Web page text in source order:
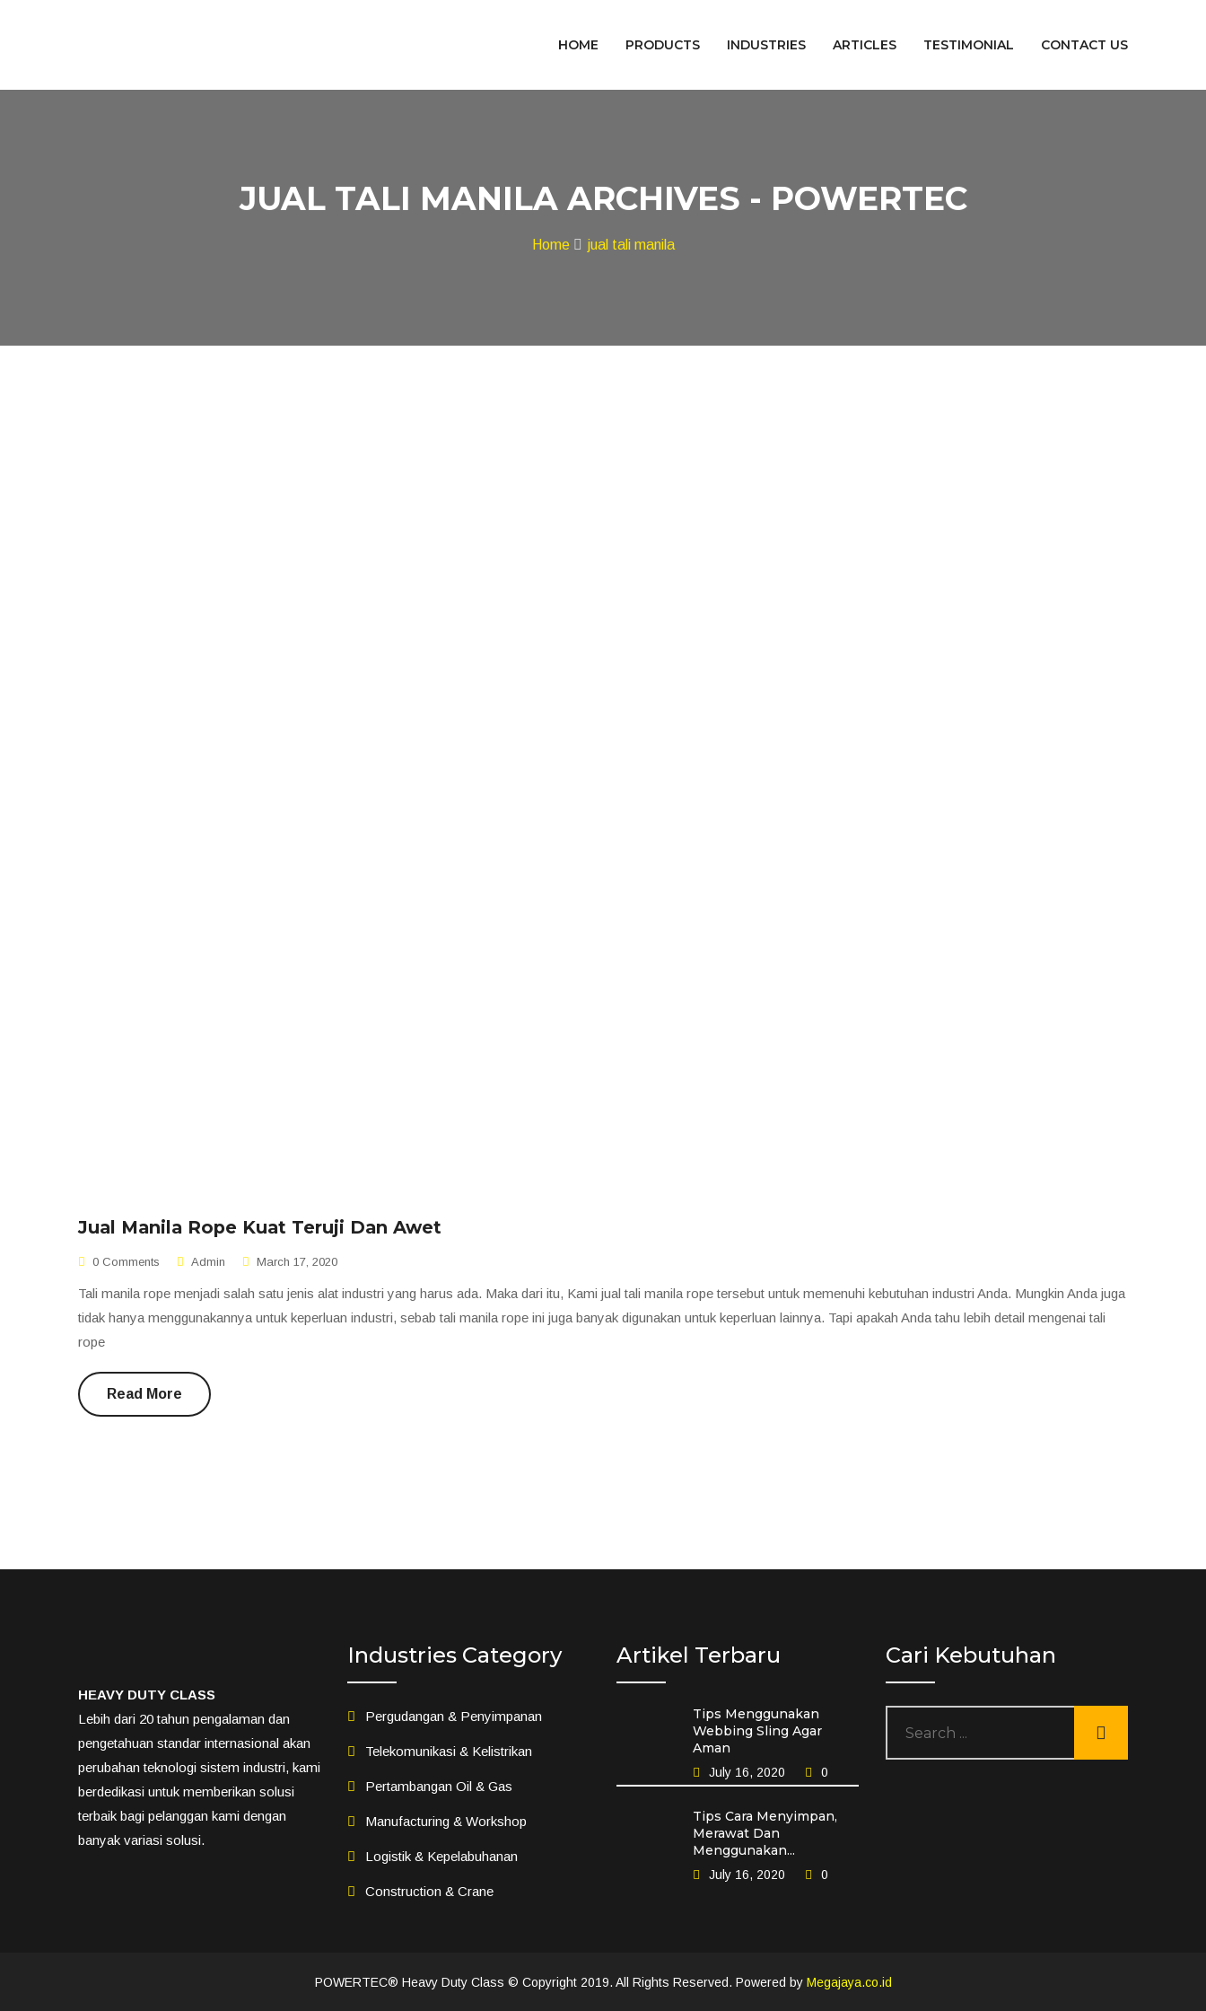
HOME PRODUCTS INDUSTRIES ARTICLES TESTIMONIAL CONTACT US
JUAL TALI MANILA ARCHIVES - POWERTEC
Home jual tali manila
Jual Manila Rope Kuat Teruji Dan Awet
0 Comments Admin March 17, 2020
Tali manila rope menjadi salah satu jenis alat industri yang harus ada. Maka dari itu, Kami jual tali manila rope tersebut untuk memenuhi kebutuhan industri Anda. Mungkin Anda juga
tidak hanya menggunakannya untuk keperluan industri, sebab tali manila rope ini juga banyak digunakan untuk keperluan lainnya. Tapi apakah Anda tahu lebih detail mengenai tali
rope
Read More
HEAVY DUTY CLASS
Lebih dari 20 tahun pengalaman dan
pengetahuan standar internasional akan
perubahan teknologi sistem industri, kami
berdedikasi untuk memberikan solusi
terbaik bagi pelanggan kami dengan
banyak variasi solusi.
Industries Category
Pergudangan & Penyimpanan
Telekomunikasi & Kelistrikan
Pertambangan Oil & Gas
Manufacturing & Workshop
Logistik & Kepelabuhanan
Construction & Crane
Artikel Terbaru
Tips Menggunakan
Webbing Sling Agar
Aman
July 16, 2020 0
Tips Cara Menyimpan,
Merawat Dan
Menggunakan...
July 16, 2020 0
Cari Kebutuhan
POWERTEC®️ Heavy Duty Class © Copyright 2019. All Rights Reserved. Powered by Megajaya.co.id